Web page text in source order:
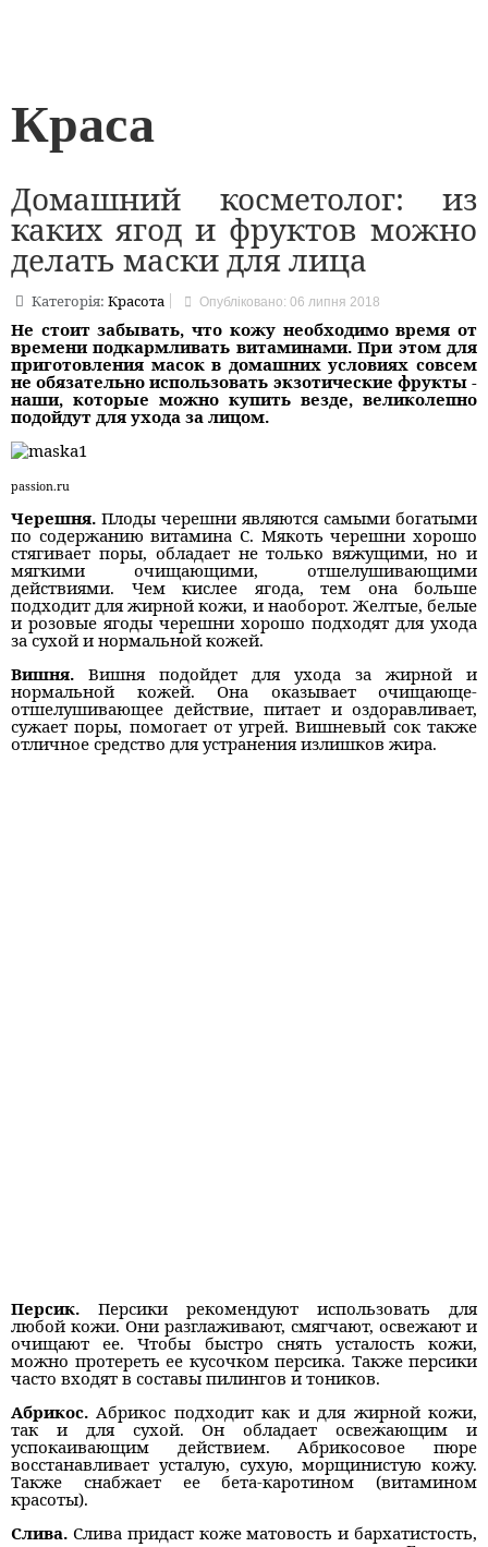
Краса
Домашний косметолог: из
каких ягод и фруктов можно
делать маски для лица
Категорія:Красота Опубліковано: 06 липня 2018
Не стоит забывать, что кожу необходимо время от
времени подкармливать витаминами. При этом для
приготовления масок в домашних условиях совсем
не обязательно использовать экзотические фрукты -
наши, которые можно купить везде, великолепно
подойдут для ухода за лицом.
passion.ru
Черешня. Плоды черешни являются самыми богатыми
по содержанию витамина C. Мякоть черешни хорошо
стягивает поры, обладает не только вяжущими, но и
мягкими очищающими, отшелушивающими
действиями. Чем кислее ягода, тем она больше
подходит для жирной кожи, и наоборот. Желтые, белые
и розовые ягоды черешни хорошо подходят для ухода
за сухой и нормальной кожей.
Вишня. Вишня подойдет для ухода за жирной и
нормальной кожей. Она оказывает очищающе-
отшелушивающее действие, питает и оздоравливает,
сужает поры, помогает от угрей. Вишневый сок также
отличное средство для устранения излишков жира.
Персик. Персики рекомендуют использовать для
любой кожи. Они разглаживают, смягчают, освежают и
очищают ее. Чтобы быстро снять усталость кожи,
можно протереть ее кусочком персика. Также персики
часто входят в составы пилингов и тоников.
Абрикос. Абрикос подходит как и для жирной кожи,
так и для сухой. Он обладает освежающим и
успокаивающим действием. Абрикосовое пюре
восстанавливает усталую, сухую, морщинистую кожу.
Также снабжает ее бета-каротином (витамином
красоты).
Слива. Слива придаст коже матовость и бархатистость,